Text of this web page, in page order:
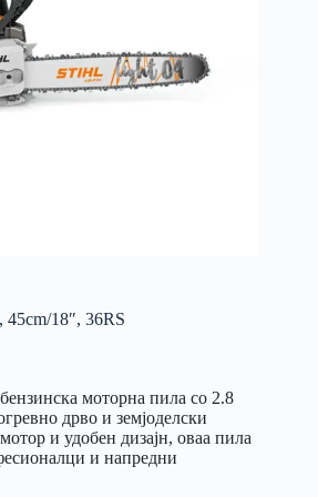
18″, 36RS
моторна пила со 2.8
дрво и земјоделски
и удобен дизајн, оваа пила
и напредни